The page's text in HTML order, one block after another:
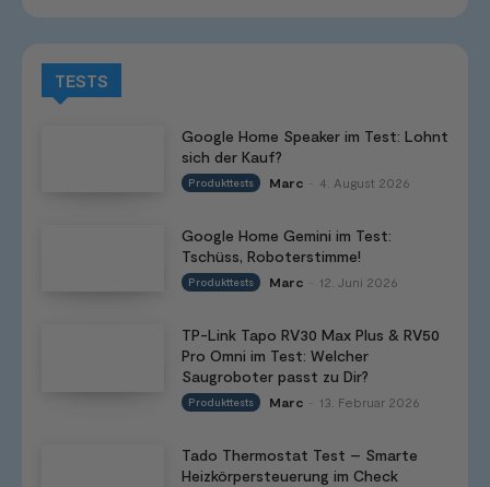
TESTS
Google Home Speaker im Test: Lohnt
sich der Kauf?
Produkttests Marc 4. August 2026
Google Home Gemini im Test:
Tschüss, Roboterstimme!
Produkttests Marc 12. Juni 2026
TP-Link Tapo RV30 Max Plus & RV50
Pro Omni im Test: Welcher
Saugroboter passt zu Dir?
Produkttests Marc 13. Februar 2026
Tado Thermostat Test – Smarte
Heizkörpersteuerung im Check